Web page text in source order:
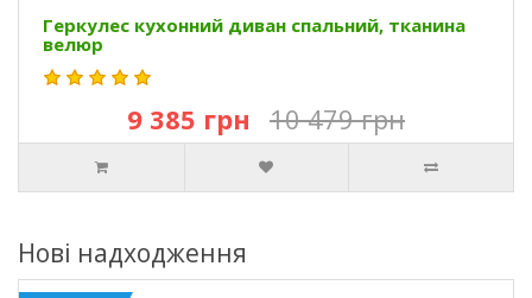
Геркулес кухонний диван спальний, тканина
велюр
9 385 грн 10 479 грн
Нові надходження